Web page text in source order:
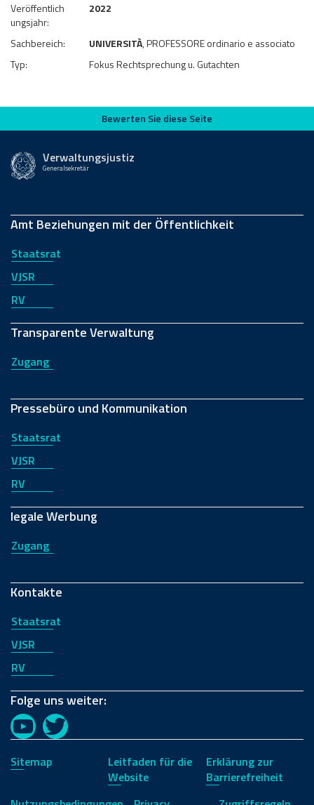
Veröffentlich
ungsjahr:
2022
Sachbereich: UNIVERSITÀ, PROFESSORE ordinario e associato
Typ:
Fokus Rechtsprechung u. Gutachten
Bewerten Sie diese Seite
Bewerten Sie diese Seite
Verwaltungsjustiz
Generalsekretär
Amt Beziehungen mit der Öffentlichkeit
Staatsrat
VJSR
RV
Transparente Verwaltung
Zugang
Pressebüro und Kommunikation
Staatsrat
VJSR
RV
legale Werbung
Zugang
Kontakte
Staatsrat
VJSR
RV
Folge uns weiter:
YouTubeTwitter
Sitemap
Leitfaden für die
Website
Erklärung zur
Barrierefreiheit